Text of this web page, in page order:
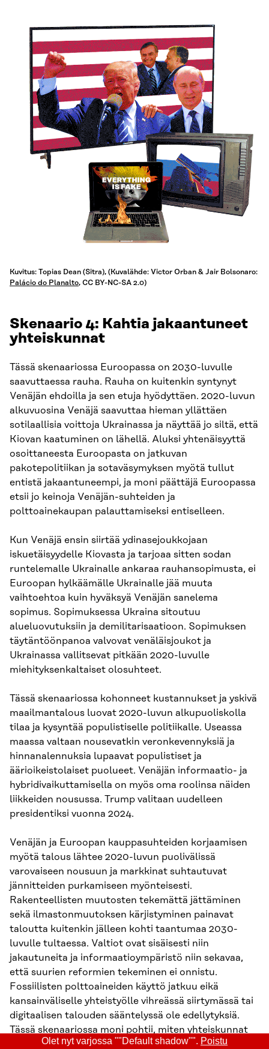
Kuvitus: Topias Dean (Sitra), (Kuvalähde: Victor Orban & Jair Bolsonaro:
Palácio do Planalto, CC BY-NC-SA 2.0)
Skenaario 4: Kahtia jakaantuneet
yhteiskunnat
Tässä skenaariossa Euroopassa on 2030-luvulle
saavuttaessa rauha. Rauha on kuitenkin syntynyt
Venäjän ehdoilla ja sen etuja hyödyttäen. 2020-luvun
alkuvuosina Venäjä saavuttaa hieman yllättäen
sotilaallisia voittoja Ukrainassa ja näyttää jo siltä, että
Kiovan kaatuminen on lähellä. Aluksi yhtenäisyyttä
osoittaneesta Euroopasta on jatkuvan
pakotepolitiikan ja sotaväsymyksen myötä tullut
entistä jakaantuneempi, ja moni päättäjä Euroopassa
etsii jo keinoja Venäjän-suhteiden ja
polttoainekaupan palauttamiseksi entiselleen.
Kun Venäjä ensin siirtää ydinasejoukkojaan
iskuetäisyydelle Kiovasta ja tarjoaa sitten sodan
runtelemalle Ukrainalle ankaraa rauhansopimusta, ei
Euroopan hylkäämälle Ukrainalle jää muuta
vaihtoehtoa kuin hyväksyä Venäjän sanelema
sopimus. Sopimuksessa Ukraina sitoutuu
alueluovutuksiin ja demilitarisaatioon. Sopimuksen
täytäntöönpanoa valvovat venäläisjoukot ja
Ukrainassa vallitsevat pitkään 2020-luvulle
miehityksenkaltaiset olosuhteet.
Tässä skenaariossa kohonneet kustannukset ja yskivä
maailmantalous luovat 2020-luvun alkupuoliskolla
tilaa ja kysyntää populistiselle politiikalle. Useassa
maassa valtaan nousevatkin veronkevennyksiä ja
hinnanalennuksia lupaavat populistiset ja
äärioikeistolaiset puolueet. Venäjän informaatio- ja
hybridivaikuttamisella on myös oma roolinsa näiden
liikkeiden nousussa. Trump valitaan uudelleen
presidentiksi vuonna 2024.
Venäjän ja Euroopan kauppasuhteiden korjaamisen
myötä talous lähtee 2020-luvun puolivälissä
varovaiseen nousuun ja markkinat suhtautuvat
jännitteiden purkamiseen myönteisesti.
Rakenteellisten muutosten tekemättä jättäminen
sekä ilmastonmuutoksen kärjistyminen painavat
taloutta kuitenkin jälleen kohti taantumaa 2030-
luvulle tultaessa. Valtiot ovat sisäisesti niin
jakautuneita ja informaatioympäristö niin sekavaa,
että suurien reformien tekeminen ei onnistu.
Fossiilisten polttoaineiden käyttö jatkuu eikä
kansainväliselle yhteistyölle vihreässä siirtymässä tai
digitaalisen talouden sääntelyssä ole edellytyksiä.
Tässä skenaariossa moni pohtii, miten yhteiskunnat
toimivat 2030-luvun muutospaineiden keskellä, kun
Olet nyt varjossa ""Default shadow"". Poistu